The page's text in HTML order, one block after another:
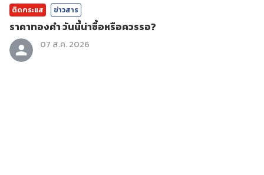
ติดกระแส ข่าวสาร
ราคาทองคํา วันนี้น่าซื้อหรือควรรอ?
07 ส.ค. 2026